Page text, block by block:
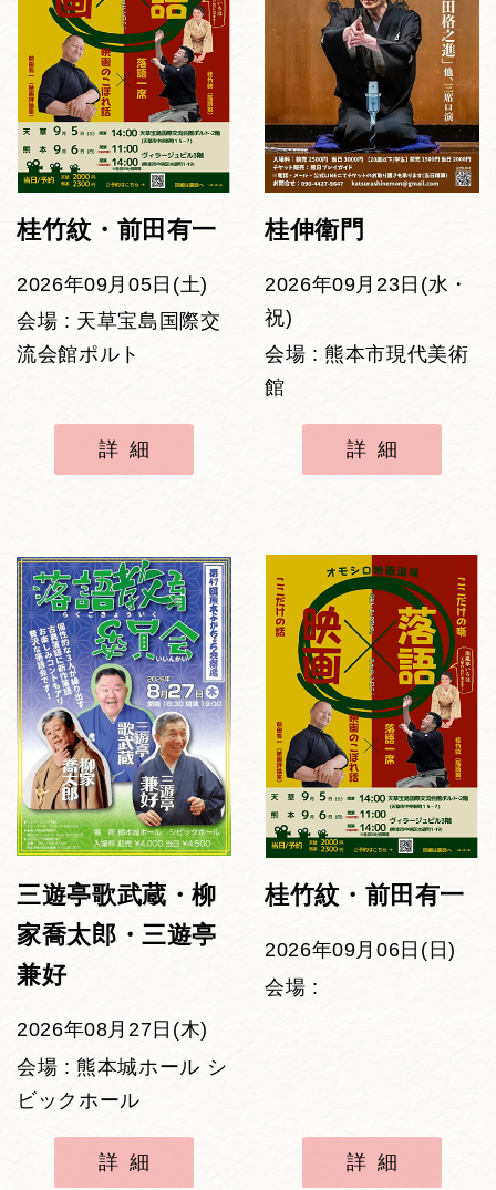
桂竹紋・前田有一
2026年09月05日(土)
会場 : 天草宝島国際交
流会館ポルト
詳細
桂伸衛門
2026年09月23日(水・
祝)
会場 : 熊本市現代美術
館
詳細
三遊亭歌武蔵・柳
家喬太郎・三遊亭
兼好
2026年08月27日(木)
会場 : 熊本城ホール シ
ビックホール
詳細
桂竹紋・前田有一
2026年09月06日(日)
会場 :
詳細